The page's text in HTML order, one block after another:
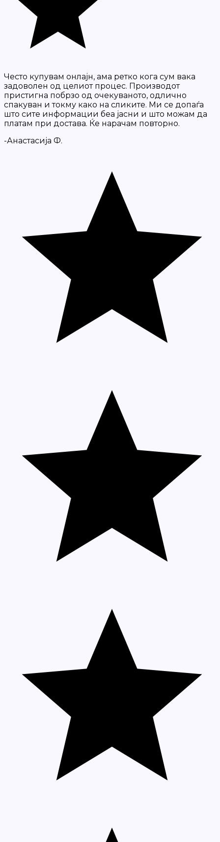
Често купувам онлајн, ама ретко кога сум вака
задоволен од целиот процес. Производот
пристигна побрзо од очекуваното, одлично
спакуван и токму како на сликите. Ми се допаѓа
што сите информации беа јасни и што можам да
платам при достава. Ќе нарачам повторно.
-Анастасија Ф.